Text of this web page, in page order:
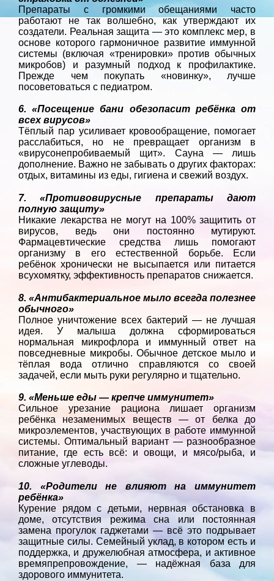
Препараты с громкими обещаниями часто
работают не так волшебно, как утверждают их
создатели. Реальная защита — это комплекс мер, в
основе которого гармоничное развитие иммунной
системы (включая «тренировки» против обычных
микробов) и разумный подход к профилактике.
Прежде чем покупать «новинку», лучше
посоветоваться с педиатром.
6. «Посещение бани обезопасит ребёнка от
всех вирусов»
Тёплый пар усиливает кровообращение, помогает
расслабиться, но не превращает организм в
«вирусонепробиваемый щит». Сауна — лишь
дополнение. Важно не забывать о других факторах:
отдых, витамины из еды, гигиена и свежий воздух.
7. «Противовирусные препараты дают
полную защиту»
Никакие лекарства не могут на 100% защитить от
вирусов, ведь они постоянно мутируют.
Фармацевтические средства лишь помогают
организму в его естественной борьбе. Если
ребёнок хронически не высыпается или питается
всухомятку, эффективность препаратов снижается.
8. «Антибактериальное мыло всегда полезнее
обычного»
Полное уничтожение всех бактерий — не лучшая
идея. У малыша должна сформироваться
нормальная микрофлора и иммунный ответ на
повседневные микробы. Обычное детское мыло и
тёплая вода отлично справляются со своей
задачей, если мыть руки регулярно и тщательно.
9. «Меньше еды — крепче иммунитет»
Сильное урезание рациона лишает организм
ребёнка незаменимых веществ — от белка до
микроэлементов, участвующих в работе иммунной
системы. Оптимальный вариант — разнообразное
питание, где есть всё: и овощи, и мясо/рыба, и
сложные углеводы.
10. «Родители не влияют на иммунитет
ребёнка»
Курение рядом с детьми, нервная обстановка в
доме, отсутствия режима сна или постоянная
замена прогулок гаджетами — всё это подрывает
защитные силы. Семейный уклад, в котором есть и
поддержка, и дружелюбная атмосфера, и активное
времяпрепровождение, — надёжная база для
здорового иммунитета.